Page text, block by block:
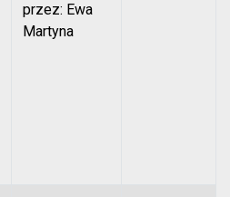
przez: Ewa
Martyna